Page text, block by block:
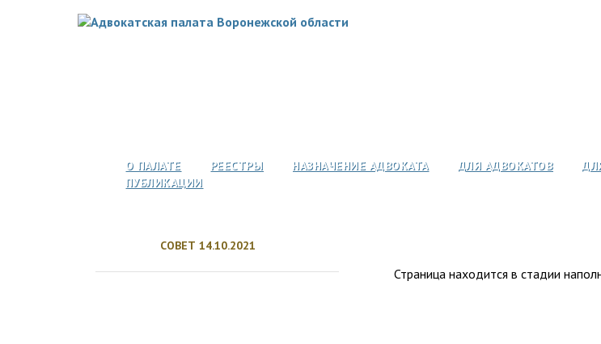
О ПАЛАТЕ РЕЕСТРЫ НАЗНАЧЕНИЕ АДВОКАТА ДЛЯ АДВОКАТОВ
ПУБЛИКАЦИИ
СОВЕТ 14.10.2021
Страница находится в стадии